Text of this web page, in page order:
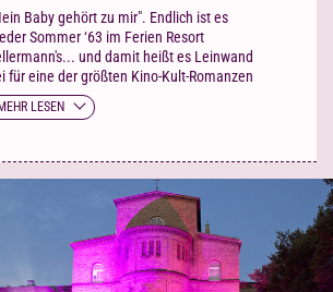
Baby gehört zu mir". Endlich ist es
Sommer ‘63 im Ferien Resort
und damit heißt es Leinwand
für eine der größten Kino-Kult-Romanzen
Zeit also die eigene Zitatfestigkeit
überprüfen und dabei zu sein wenn die
trifft. Der Beginn einer
Liebesgeschichte
na klar, jeder gesellschaftlichen
getragen von großartiger Musik
Tanzszenen, die ganze Generationen
in die Tanzschulen trieb…
MEHR LESEN